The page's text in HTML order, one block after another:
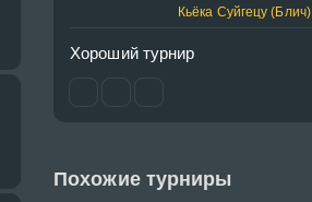
Кьёка Суйгецу (Блич)
Хороший турнир
Похожие турниры